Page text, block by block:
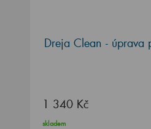
Dreja Clean - úprava
1 340 Kč
skladem